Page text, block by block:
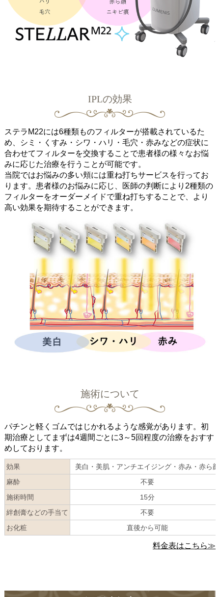
IPLの効果
ステラM22には6種類ものフィルターが搭載されているた
め、シミ・くすみ・シワ・ハリ・毛穴・赤みなどの症状に
合わせてフィルターを交換することで患者様の様々なお悩
みに応じた治療を行うことが可能です。
当院ではお悩みの多い頬には重ね打ちサービスを行ってお
ります。患者様のお悩みに応じ、医師の判断により2種類の
フィルターをオーダーメイドで重ね打ちすることで、より
高い効果を期待することができます。
施術について
パチンと軽くゴムではじかれるような感覚があります。初
期治療としてまずは4週間ごとに3～5回程度の治療をおすす
めしております。
効果
美白・美肌・アンチエイジング・赤み・赤ら顔
麻酔
不要
施術時間
15分
絆創膏などの手当て
不要
お化粧
直後から可能
料金表はこちら≫